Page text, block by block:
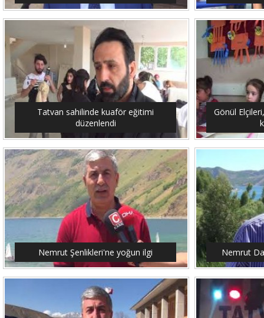
Tatvan sahilinde kuaför eğitimi
düzenlendi
Gönül
Nemrut Şenlikleri'ne yoğun ilgi Nemrut